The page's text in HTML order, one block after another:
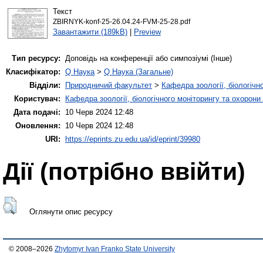
Текст
ZBIRNYK-konf-25-26.04.24-FVM-25-28.pdf
Завантажити (189kB)| Preview
Тип ресурсу: Доповідь на конференції або симпозіумі (Інше)
Класифікатор: Q Наука> Q Наука (Загальне)
Відділи:
Природничий факультет > Кафедра зоології,
Користувач:
Кафедра зоології, біологічного моніторингу та
Дата подачі:
10 Черв 2024 12:48
Оновлення:
10 Черв 2024 12:48
URI:
https://eprints.zu.edu.ua/id/eprint/39980
Дії ​​(потрібно ввійти)
Оглянути опис ресурсу
© 2008–2026 Zhytomyr Ivan Franko State University